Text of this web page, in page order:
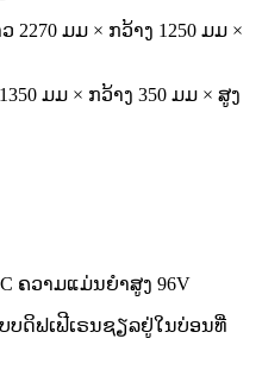
ມມ × ກວ້າງ 1250 ມມ ×
ມມ × ກວ້າງ 350 ມມ × ສູງ
ຄວາມແມ່ນຍໍາສູງ 96V
ບດິຟເຟີເຣນຊຽລຢູ່ໃນບ່ອນທີ່